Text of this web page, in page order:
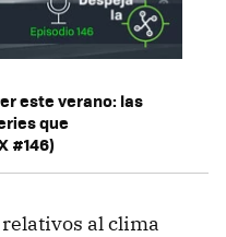
este verano: las
que
#146)
al clima